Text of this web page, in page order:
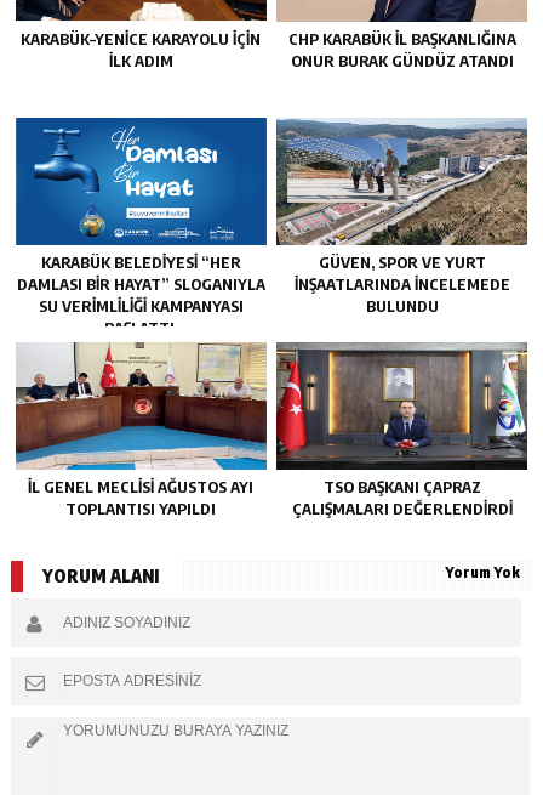
KARABÜK–YENİCE KARAYOLU İÇİN
İLK ADIM
CHP KARABÜK İL BAŞKANLIĞINA
ONUR BURAK GÜNDÜZ ATANDI
KARABÜK BELEDİYESİ “HER
DAMLASI BİR HAYAT” SLOGANIYLA
SU VERİMLİLİĞİ KAMPANYASI
BAŞLATTI.
GÜVEN, SPOR VE YURT
İNŞAATLARINDA İNCELEMEDE
BULUNDU
İL GENEL MECLİSİ AĞUSTOS AYI
TOPLANTISI YAPILDI
TSO BAŞKANI ÇAPRAZ
ÇALIŞMALARI DEĞERLENDİRDİ
YORUM ALANI Yorum Yok